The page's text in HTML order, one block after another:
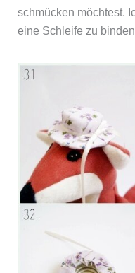
schmücken möchtest.
eine Schleife zu